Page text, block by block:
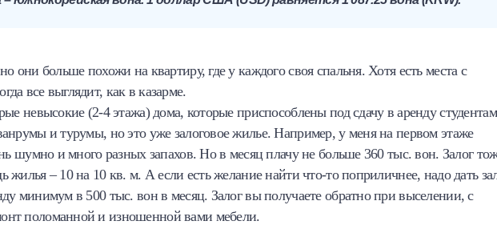
они больше похожи на квартиру, где у каждого своя спальня. Хотя есть места с
все выглядит, как в казарме.
невысокие (2-4 этажа) дома, которые приспособлены под сдачу в аренду
и турумы, но это уже залоговое жилье. Например, у меня на первом этаже
шумно и много разных запахов. Но в месяц плачу не больше 360 тыс. вон. Залог
– 10 на 10 кв. м. А если есть желание найти что-то поприличнее, надо дать
минимум в 500 тыс. вон в месяц. Залог вы получаете обратно при выселении, с
поломанной и изношенной вами мебели.